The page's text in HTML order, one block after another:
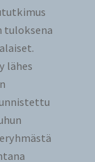
tuloksena
lähes